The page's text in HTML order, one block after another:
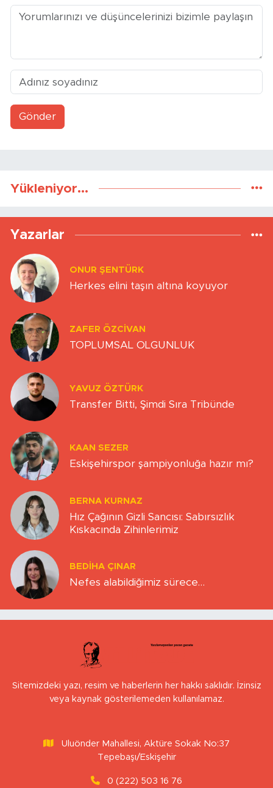
Gönder
Yükleniyor...
Yazarlar
ONUR ŞENTÜRK
Herkes elini taşın altına koyuyor
ZAFER ÖZCIVAN
TOPLUMSAL OLGUNLUK
YAVUZ ÖZTÜRK
Transfer Bitti, Şimdi Sıra Tribünde
KAAN SEZER
Eskişehirspor şampiyonluğa hazır mı?
BERNA KURNAZ
Hız Çağının Gizli Sancısı: Sabırsızlık
Kıskacında Zihinlerimiz
BEDIHA ÇINAR
Nefes alabildiğimiz sürece…
Sitemizdeki yazı, resim ve haberlerin her hakkı saklıdır. İzinsiz
veya kaynak gösterilemeden kullanılamaz.
Uluönder Mahallesi, Aktüre Sokak No:37
Tepebaşı/Eskişehir
0 (222) 503 16 76